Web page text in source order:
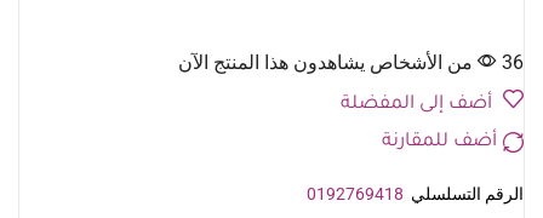
36 من الأشخاص يشاهدون هذا المنتج الآن
أضف إلى المفضلة
أضف للمقارنة
الرقم التسلسلي 0192769418